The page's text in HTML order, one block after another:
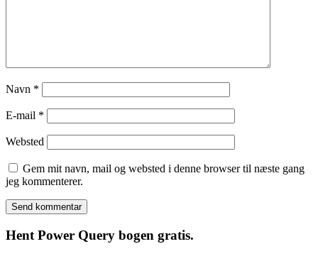
Navn *
E-mail *
Websted
Gem mit navn, mail og websted i denne browser til næste gang
jeg kommenterer.
Hent Power Query bogen gratis.